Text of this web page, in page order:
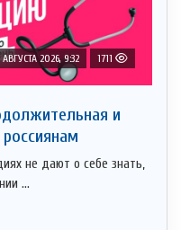
АВГУСТА 2026, 9:32 1711
и
не дают о себе знать,
...